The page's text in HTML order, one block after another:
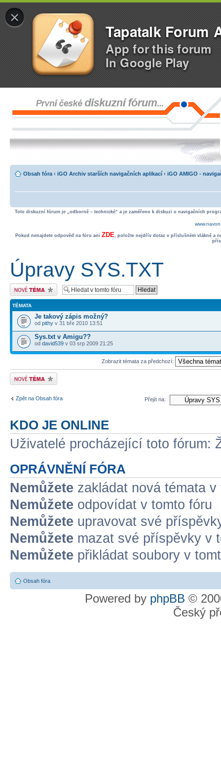
×
Tapatalk Forum
App for this forum
In Google Play
Obsah fóra ‹ iGO Archiv starších navigačních aplikací ‹ iGO AMIGO -
Toto diskuzní fórum je „odborně – technické“ a je zaměřeno k diskuzi o navigačních
Pokud nenajdete odpověď na fóru ani ZDE, položte nejdřív dotaz v příslušném vlákně a
Úpravy SYS.TXT
Odeslat nové téma
TÉMATA
Je takový zápis možný?
od pithy v 31 bře 2010 13:51
Sys.txt v Amigu??
od david539 v 03 srp 2009 21:25
Zobrazit témata za předchozí:
Odeslat nové téma
Zpět na Obsah fóra Přejít na:
KDO JE ONLINE
Uživatelé procházející toto fórum:
OPRÁVNĚNÍ FÓRA
Nemůžete zakládat nová témata v
Nemůžete odpovídat v tomto fóru
Nemůžete upravovat své
Nemůžete mazat své příspěvky v
Nemůžete přikládat soubory v
Obsah fóra
Powered by phpBB ©
Český